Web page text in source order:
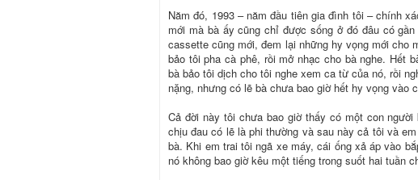
Năm đó, 1993 – năm đầu tiên gia đình tôi – chính
mới mà bà ấy cũng chỉ được sống ở đó đâu có
cassette cũng mới, đem lại những hy vọng mới cho
bảo tôi pha cà phê, rồi mở nhạc cho bà nghe. Hết
bà bảo tôi dịch cho tôi nghe xem ca từ của nó, rồi
nặng, nhưng có lẽ bà chưa bao giờ hết hy vọng vào
Cả đời này tôi chưa bao giờ thấy có một con
chịu đau có lẽ là phi thường và sau này cả tôi và
bà. Khi em trai tôi ngã xe máy, cái ống xả áp vào
nó không bao giờ kêu một tiếng trong suốt hai tuần